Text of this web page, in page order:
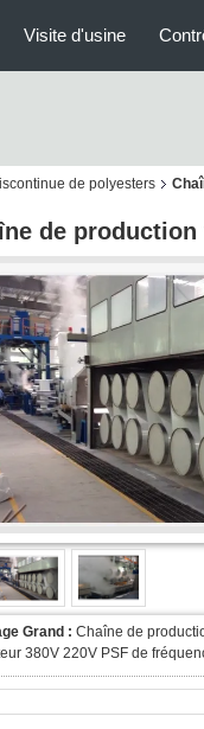
Visite d'usine
de polyesters
de production
Grand : Chaîne de
380V 220V PSF de